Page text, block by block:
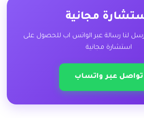
مجانية
أرسل لنا رسالة عبر الواتس اب للحصول على
استشارة مجانية
تواصل عبر واتساب